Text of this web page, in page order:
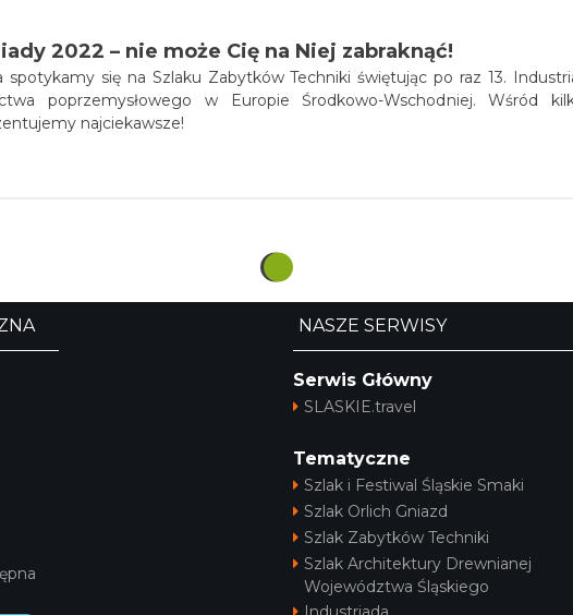
2022 – nie może Cię na Niej zabraknąć!
się na Szlaku Zabytków Techniki świętując po raz 13. Industriadę - największy jednodniowy
poprzemysłowego w Europie Środkowo-Wschodniej. Wśród
najciekawsze!
w menu Śląskie Smaki! Restauracja Poziom+ Food
„Śląskie Smaki” wciąż się rozwija! Restauracja Poziom+ Food & Wine w
- 23 marca powraca Restaurant Week - sprawdź restauracje w Silesii!